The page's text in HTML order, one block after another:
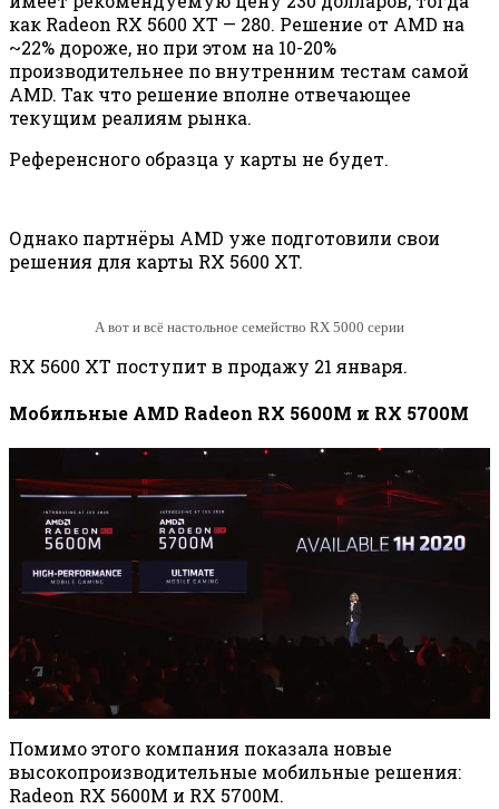
как Radeon RX 5600 XT — 280. Решение от AMD на
~22% дороже, но при этом на 10-20%
производительнее по внутренним тестам самой
AMD. Так что решение вполне отвечающее
текущим реалиям рынка.
Референсного образца у карты не будет.
Однако партнёры AMD уже подготовили свои
решения для карты RX 5600 XT.
А вот и всё настольное семейство RX 5000 серии
RX 5600 XT поступит в продажу 21 января.
Мобильные AMD Radeon RX 5600M и RX 5700M
Помимо этого компания показала новые
высокопроизводительные мобильные решения:
Radeon RX 5600M и RX 5700M.